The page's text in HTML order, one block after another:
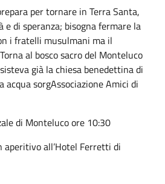
per tornare in Terra Santa,
di speranza; bisogna fermare la
i fratelli musulmani ma il
al bosco sacro del Monteluco
già la chiesa benedettina di
acqua sorgAssociazione Amici di
di Monteluco ore 10:30
all’Hotel Ferretti di